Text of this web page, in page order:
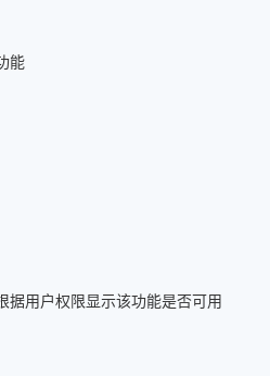
能
据用户权限显示该功能是否可用